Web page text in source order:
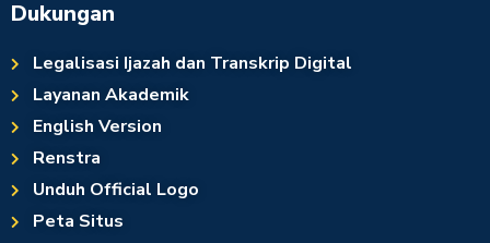
Dukungan
Legalisasi Ijazah dan Transkrip Digital
Layanan Akademik
English Version
Renstra
Unduh Official Logo
Peta Situs